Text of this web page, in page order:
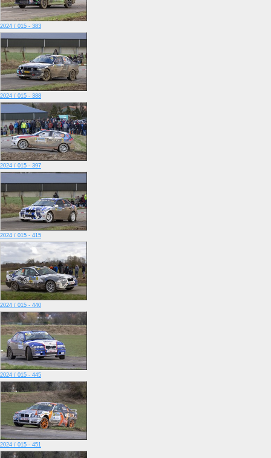
2024 / 015 - 383
2024 / 015 - 388
2024 / 015 - 397
2024 / 015 - 415
2024 / 015 - 440
2024 / 015 - 445
2024 / 015 - 451